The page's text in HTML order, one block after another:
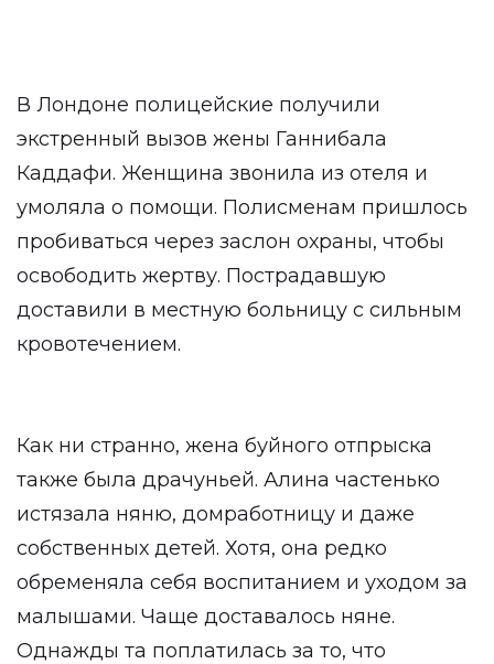
В Лондоне полицейские получили
экстренный вызов жены Ганнибала
Каддафи. Женщина звонила из отеля и
умоляла о помощи. Полисменам пришлось
пробиваться через заслон охраны, чтобы
освободить жертву. Пострадавшую
доставили в местную больницу с сильным
кровотечением.
Как ни странно, жена буйного отпрыска
также была драчуньей. Алина частенько
истязала няню, домработницу и даже
собственных детей. Хотя, она редко
обременяла себя воспитанием и уходом за
малышами. Чаще доставалось няне.
Однажды та поплатилась за то, что